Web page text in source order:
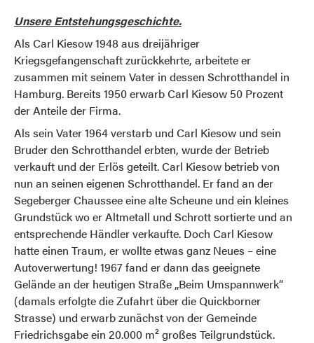
Unsere Entstehungsgeschichte.
Als Carl Kiesow 1948 aus dreijähriger
Kriegsgefangenschaft zurückkehrte, arbeitete er
zusammen mit seinem Vater in dessen Schrotthandel in
Hamburg. Bereits 1950 erwarb Carl Kiesow 50 Prozent
der Anteile der Firma.
Als sein Vater 1964 verstarb und Carl Kiesow und sein
Bruder den Schrotthandel erbten, wurde der Betrieb
verkauft und der Erlös geteilt. Carl Kiesow betrieb von
nun an seinen eigenen Schrotthandel. Er fand an der
Segeberger Chaussee eine alte Scheune und ein kleines
Grundstück wo er Altmetall und Schrott sortierte und an
entsprechende Händler verkaufte. Doch Carl Kiesow
hatte einen Traum, er wollte etwas ganz Neues – eine
Autoverwertung! 1967 fand er dann das geeignete
Gelände an der heutigen Straße „Beim Umspannwerk“
(damals erfolgte die Zufahrt über die Quickborner
Strasse) und erwarb zunächst von der Gemeinde
Friedrichsgabe ein 20.000 m² großes Teilgrundstück.